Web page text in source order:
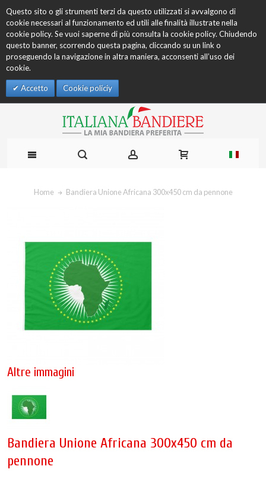
Questo sito o gli strumenti terzi da questo utilizzati si avvalgono di
cookie necessari al funzionamento ed utili alle finalità illustrate nella
cookie policy. Se vuoi saperne di più consulta la cookie policy. Chiudendo
questo banner, scorrendo questa pagina, cliccando su un link o
proseguendo la navigazione in altra maniera, acconsenti all’uso dei
cookie.
Accetto Cookie policiy
Home Bandiera Unione Africana 300x450 cm da pennone
Altre immagini
Bandiera Unione Africana 300x450 cm da
pennone